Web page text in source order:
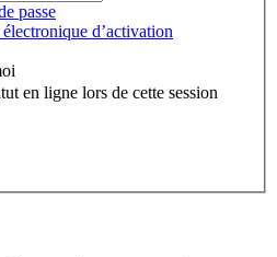
passe
d’activation
en ligne lors de cette session